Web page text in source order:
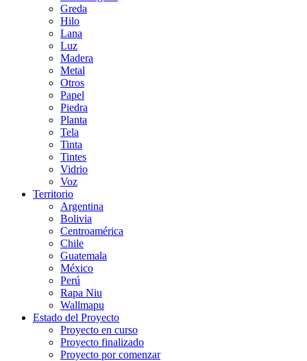
Greda
Hilo
Lana
Luz
Madera
Metal
Otros
Papel
Piedra
Planta
Tela
Tinta
Tintes
Vidrio
Voz
Territorio
Argentina
Bolivia
Centroamérica
Chile
Guatemala
México
Perú
Rapa Niu
Wallmapu
Estado del Proyecto
Proyecto en curso
Proyecto finalizado
Proyecto por comenzar